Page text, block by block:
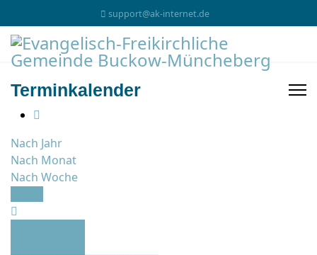
support@ak-internet.de
Terminkalender
Nach Jahr
Nach Monat
Nach Woche